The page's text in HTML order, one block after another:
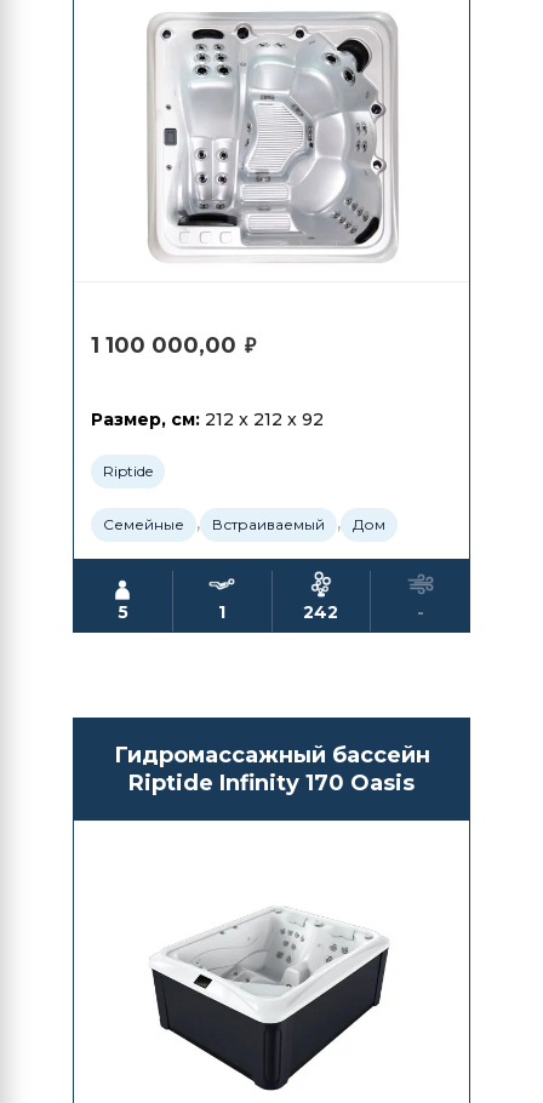
1 100 000,00 ₽
Размер, см: 212 x 212 x 92
Riptide
Семейные , Встраиваемый , Дом
5 1 242 -
Гидромассажный бассейн
Riptide Infinity 170 Oasis